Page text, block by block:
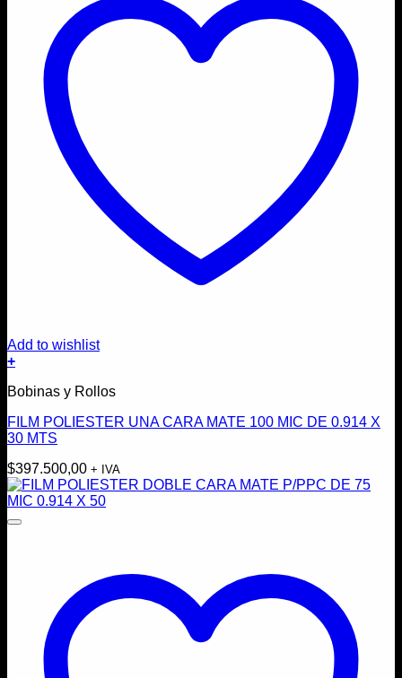
Add to wishlist
+
Bobinas y Rollos
FILM POLIESTER UNA CARA MATE 100 MIC DE 0.914 X
30 MTS
$397.500,00 + IVA